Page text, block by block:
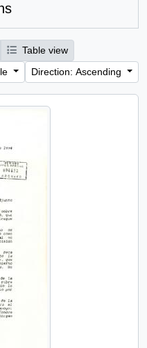
Table view
Direction: Ascending